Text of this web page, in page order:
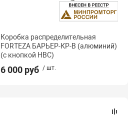
Коробка распределительная
FORTEZA БАРЬЕР-КР-В (алюминий)
(с кнопкой НВС)
6 000 руб / шт.